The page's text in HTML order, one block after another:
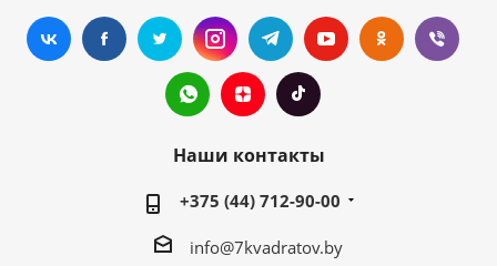
Наши контакты
+375 (44) 712-90-00
info@7kvadratov.by